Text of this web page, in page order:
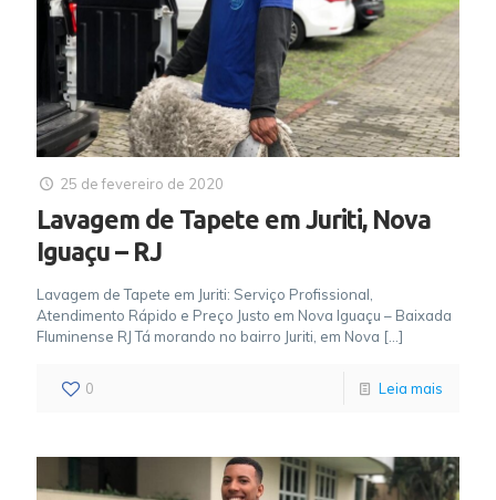
25 de fevereiro de 2020
Lavagem de Tapete em Juriti, Nova
Iguaçu – RJ
Lavagem de Tapete em Juriti: Serviço Profissional,
Atendimento Rápido e Preço Justo em Nova Iguaçu – Baixada
Fluminense RJ Tá morando no bairro Juriti, em Nova […]
0 Leia mais